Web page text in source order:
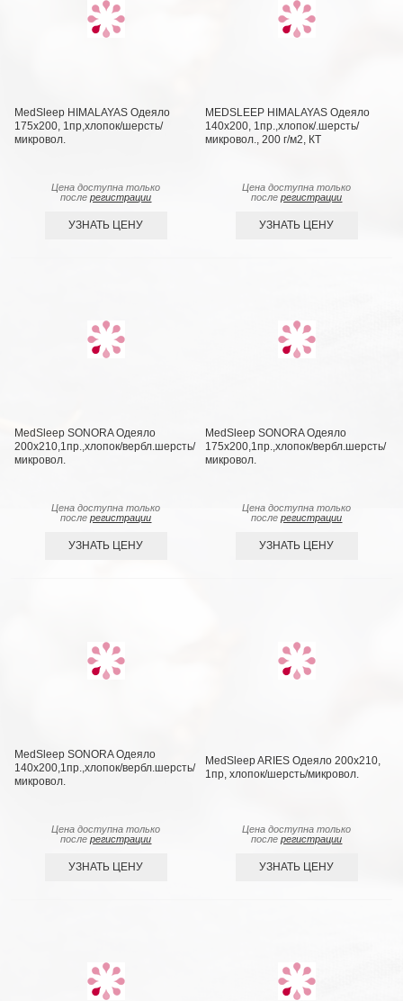
MedSleep HIMALAYAS Oдеяло
175х200, 1пр,хлопок/шерсть/
микровол.
Цена доступна только
послерегистрации
УЗНАТЬ ЦЕНУ
MEDSLEEP HIMALAYAS Oдеяло
140х200, 1пр.,хлопок/.шерсть/
микровол., 200 г/м2, КТ
Цена доступна только
послерегистрации
УЗНАТЬ ЦЕНУ
MedSleep SONORA Одеяло
200х210,1пр.,хлопок/вербл.шерсть/
микровол.
Цена доступна только
послерегистрации
УЗНАТЬ ЦЕНУ
MedSleep SONORA Одеяло
175х200,1пр.,хлопок/вербл.шерсть/
микровол.
Цена доступна только
послерегистрации
УЗНАТЬ ЦЕНУ
MedSleep SONORA Одеяло
140х200,1пр.,хлопок/вербл.шерсть/
микровол.
Цена доступна только
послерегистрации
УЗНАТЬ ЦЕНУ
MedSleep ARIES Одеяло 200х210,
1пр, хлопок/шерсть/микровол.
Цена доступна только
послерегистрации
УЗНАТЬ ЦЕНУ